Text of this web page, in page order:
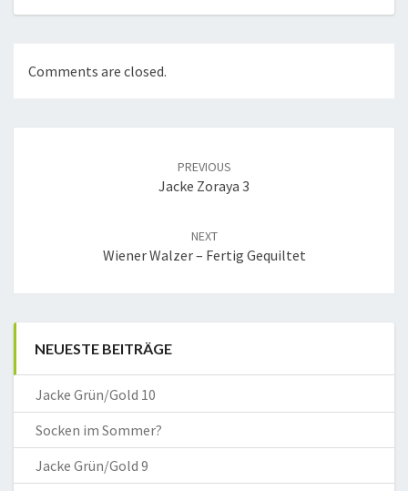
Comments are closed.
PREVIOUS
Jacke Zoraya 3
NEXT
Wiener Walzer – Fertig Gequiltet
NEUESTE BEITRÄGE
Jacke Grün/Gold 10
Socken im Sommer?
Jacke Grün/Gold 9